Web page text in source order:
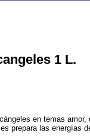
1 L.
en temas amor,
prepara las energías